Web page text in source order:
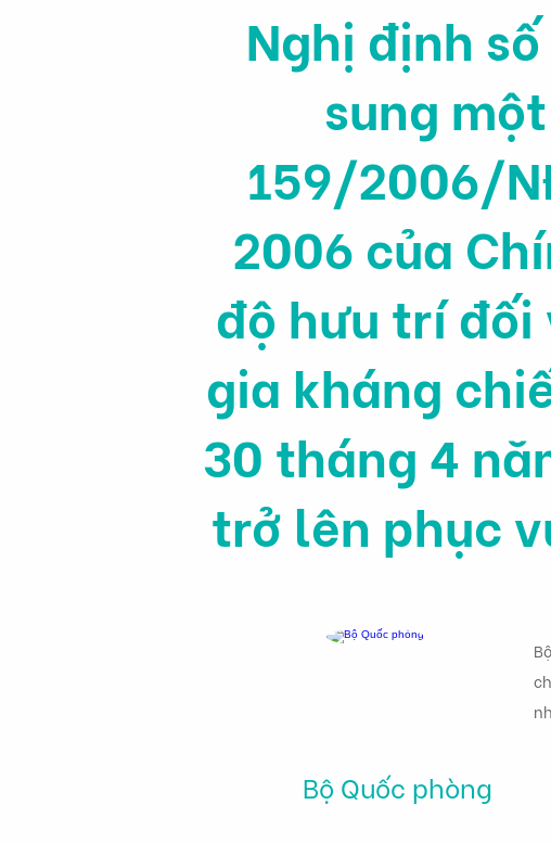
Nghị định
sung
159/2006/
2006 của
độ hưu trí
gia kháng
30 tháng 4
trở lên phục
Bộ Quốc phòng